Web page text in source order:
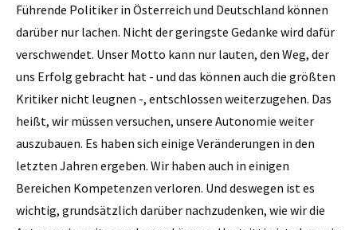
Führende Politiker in Österreich und Deutschland können
darüber nur lachen. Nicht der geringste Gedanke wird dafür
verschwendet. Unser ­Motto kann nur lauten, den Weg, der
uns Erfolg gebracht hat - und das können auch die größten
Kritiker nicht leugnen -, entschlossen weiterzugehen. Das
heißt, wir müssen versuchen, unsere Autonomie weiter
auszubauen. Es haben sich einige Veränderungen in den
letzten Jahren ergeben. Wir haben auch in einigen
Bereichen Kompetenzen verloren. Und deswegen ist es
wichtig, grundsätzlich darüber nachzudenken, wie wir die